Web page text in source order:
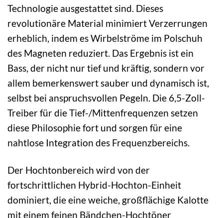
Technologie ausgestattet sind. Dieses
revolutionäre Material minimiert Verzerrungen
erheblich, indem es Wirbelströme im Polschuh
des Magneten reduziert. Das Ergebnis ist ein
Bass, der nicht nur tief und kräftig, sondern vor
allem bemerkenswert sauber und dynamisch ist,
selbst bei anspruchsvollen Pegeln. Die 6,5-Zoll-
Treiber für die Tief-/Mittenfrequenzen setzen
diese Philosophie fort und sorgen für eine
nahtlose Integration des Frequenzbereichs.
Der Hochtonbereich wird von der
fortschrittlichen Hybrid-Hochton-Einheit
dominiert, die eine weiche, großflächige Kalotte
mit einem feinen Bändchen-Hochtöner